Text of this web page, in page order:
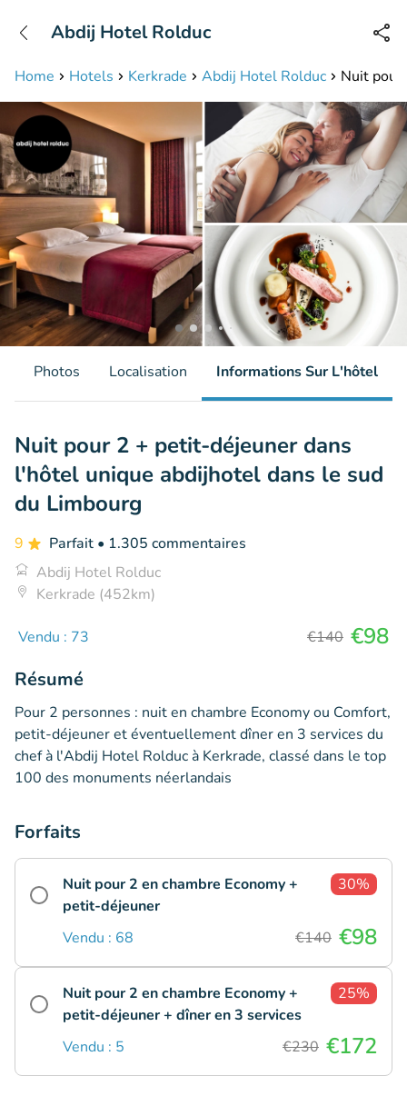
Disponible jusqu'à 23:00 heures
Home Hotels Kerkrade Abdij Hotel Rolduc Nuit pour
Abdij Hotel Rolduc
Photos Localisation Informations Sur L'hôtel
Nuit pour 2 + petit-déjeuner dans
l'hôtel unique abdijhotel dans le sud
du Limbourg
9 Parfait • 1.305 commentaires
Abdij Hotel Rolduc
Kerkrade (452km)
Vendu : 73 €140 €98
Résumé
Pour 2 personnes : nuit en chambre Economy ou Comfort,
petit-déjeuner et éventuellement dîner en 3 services du
chef à l'Abdij Hotel Rolduc à Kerkrade, classé dans le top
100 des monuments néerlandais
Forfaits
Nuit pour 2 en chambre Economy +
petit-déjeuner
30%
Vendu : 68 €140 €98
Nuit pour 2 en chambre Economy +
petit-déjeuner + dîner en 3 services
25%
Vendu : 5 €230 €172